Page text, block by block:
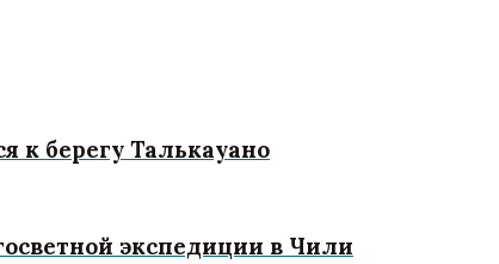
к берегу Талькауано
экспедиции в Чили